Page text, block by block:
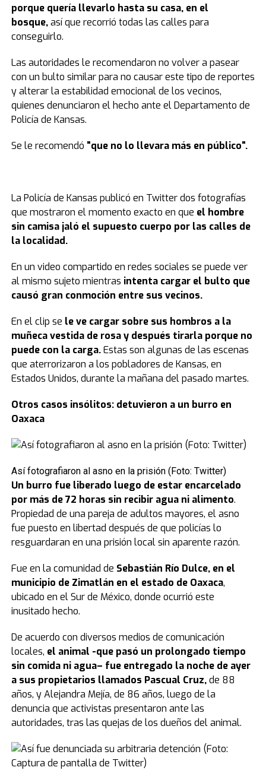
porque quería llevarlo hasta su casa, en el
bosque,así que recorrió todas las calles para
conseguirlo.
Las autoridades le recomendaron no volver a pasear
con un bulto similar para no causar este tipo de reportes
y alterar la estabilidad emocional de los vecinos,
quienes denunciaron el hecho ante el Departamento de
Policía de Kansas.
Se le recomendó "que no lo llevara más en público".
La Policía de Kansas publicó en Twitter dos fotografías
que mostraron el momento exacto en que el hombre
sin camisa jaló el supuesto cuerpo por las calles de
la localidad.
En un video compartido en redes sociales se puede ver
al mismo sujeto mientras intenta cargar el bulto que
causó gran conmoción entre sus vecinos.
En el clip se le ve cargar sobre sus hombros a la
muñeca vestida de rosa y después tirarla porque no
puede con la carga.Estas son algunas de las escenas
que aterrorizaron a los pobladores de Kansas, en
Estados Unidos, durante la mañana del pasado martes.
Otros casos insólitos: detuvieron a un burro en
Oaxaca
Así fotografiaron al asno en la prisión (Foto: Twitter)
Un burro fue liberado luego de estar encarcelado
por más de 72 horas sin recibir agua ni alimento.
Propiedad de una pareja de adultos mayores, el asno
fue puesto en libertad después de que policías lo
resguardaran en una prisión local sin aparente razón.
Fue en la comunidad de Sebastián Río Dulce, en el
municipio de Zimatlán en el estado de Oaxaca,
ubicado en el Sur de México, donde ocurrió este
inusitado hecho.
De acuerdo con diversos medios de comunicación
locales, el animal -que pasó un prolongado tiempo
sin comida ni agua– fue entregado la noche de ayer
a sus propietarios llamados Pascual Cruz,de 88
años, y Alejandra Mejía, de 86 años, luego de la
denuncia que activistas presentaron ante las
autoridades, tras las quejas de los dueños del animal.